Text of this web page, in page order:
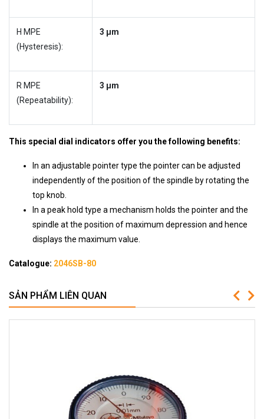
H MPE
(Hysteresis):
3 µm
R MPE
(Repeatability):
3 µm
This special dial indicators offer you the following benefits:
In an adjustable pointer type the pointer can be adjusted
independently of the position of the spindle by rotating the
top knob.
In a peak hold type a mechanism holds the pointer and the
spindle at the position of maximum depression and hence
displays the maximum value.
Catalogue: 2046SB-80
SẢN PHẨM LIÊN QUAN